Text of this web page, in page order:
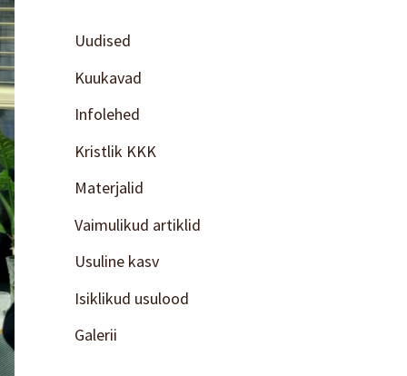
Uudised
Kuukavad
Infolehed
Kristlik KKK
Materjalid
Vaimulikud artiklid
Usuline kasv
Isiklikud usulood
Galerii